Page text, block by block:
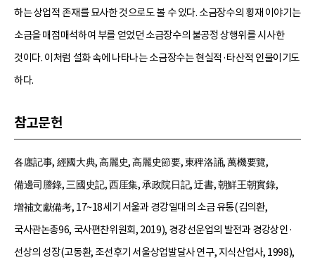
하는 상업적 존재를 묘사한 것으로도 볼 수 있다. 소금장수의 횡재 이야기는
소금을 매점매석하여 부를 얻었던 소금장수의 불공정 상행위를 시사한
것이다. 이처럼 설화 속에 나타나는 소금장수는 현실적·타산적 인물이기도
하다.
참고문헌
各廛記事, 經國大典, 高麗史, 高麗史節要, 東稗洛誦, 萬機要覽,
備邊司謄錄, 三國史記, 西厓集, 承政院日記, 迂書, 朝鮮王朝實錄,
增補文獻備考, 17~18세기 서울과 경강일대의 소금 유통(김의환,
국사관논총96, 국사편찬위원회, 2019), 경강선운업의 발전과 경강상인·
선상의 성장(고동환, 조선후기 서울상업발달사 연구, 지식산업사, 1998),